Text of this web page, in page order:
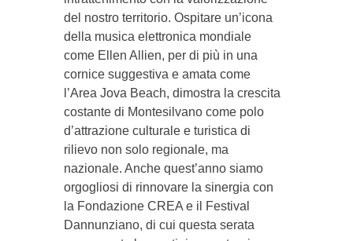
del nostro territorio. Ospitare un’icona
della musica elettronica mondiale
come Ellen Allien, per di più in una
cornice suggestiva e amata come
l’Area Jova Beach, dimostra la crescita
costante di Montesilvano come polo
d’attrazione culturale e turistica di
rilievo non solo regionale, ma
nazionale. Anche quest’anno siamo
orgogliosi di rinnovare la sinergia con
la Fondazione CREA e il Festival
Dannunziano, di cui questa serata